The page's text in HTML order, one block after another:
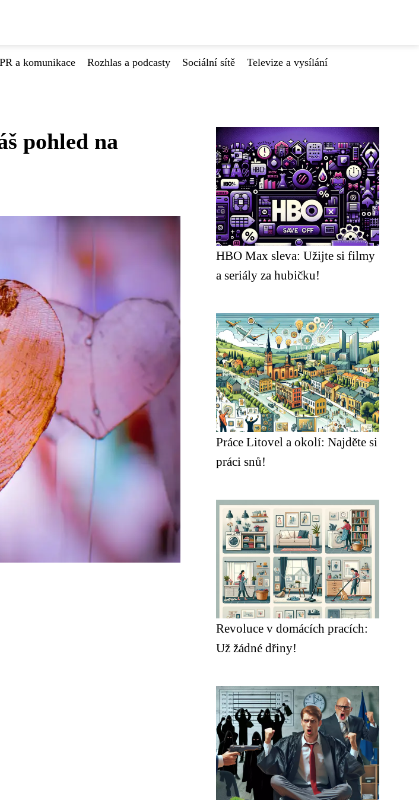
PR a komunikace Rozhlas a podcasty Sociální sítě Televize a vysílání
pohled na
HBO Max sleva: Užijte si filmy
a seriály za hubičku!
Práce Litovel a okolí: Najděte si
práci snů!
Revoluce v domácích pracích:
Už žádné dřiny!